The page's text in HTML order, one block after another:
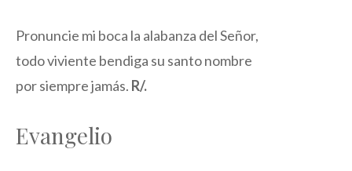
Pronuncie mi boca la alabanza del Señor,
todo viviente bendiga su santo nombre
por siempre jamás. R/.
Evangelio